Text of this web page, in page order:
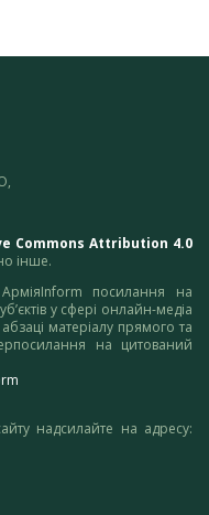
Commons Attribution 4.0
інше.
посилання на
у сфері онлайн-медіа
матеріалу прямого та
на цитований
надсилайте на адресу: